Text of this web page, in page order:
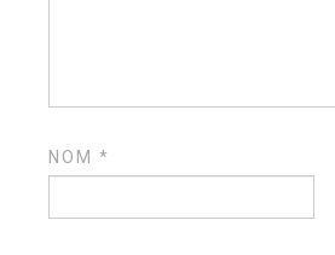
NOM*